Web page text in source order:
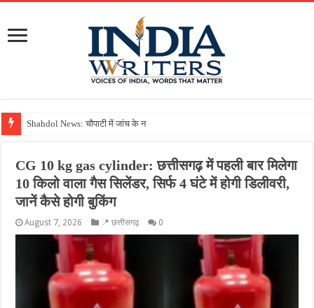
Shahdol News: चौपाटी में जांच के नाम पर दावत! अधिकारियों ने चाट-फु
CG 10 kg gas cylinder: छत्तीसगढ़ में पहली बार मिलेगा
10 किलो वाला गैस सिलेंडर, सिर्फ 4 घंटे में होगी डिलीवरी,
जानें कैसे होगी बुकिंग
August 7, 2026 📍 छत्तीसगढ़ 0